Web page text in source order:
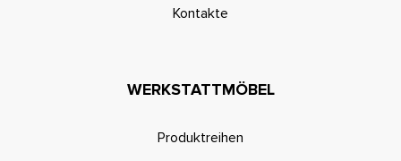
Kontakte
WERKSTATTMÖBEL
Produktreihen